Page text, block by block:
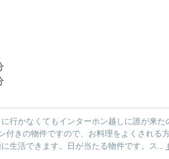
行かなくてもインターホン越しに誰が来た
きの物件ですので、お料理をよくされる
生活できます。日が当たる物件です。ス...